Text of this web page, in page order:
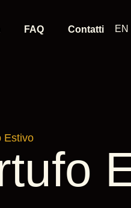
FAQ Contatti EN
Estivo